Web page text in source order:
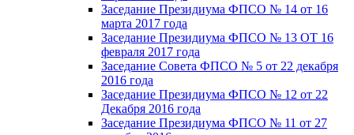
Заседание Президиума ФПСО № 14 от 16
марта 2017 года
Заседание Президиума ФПСО № 13 ОТ 16
февраля 2017 года
Заседание Совета ФПСО № 5 от 22 декабря
2016 года
Заседание Президиума ФПСО № 12 от 22
Декабря 2016 года
Заседание Президиума ФПСО № 11 от 27